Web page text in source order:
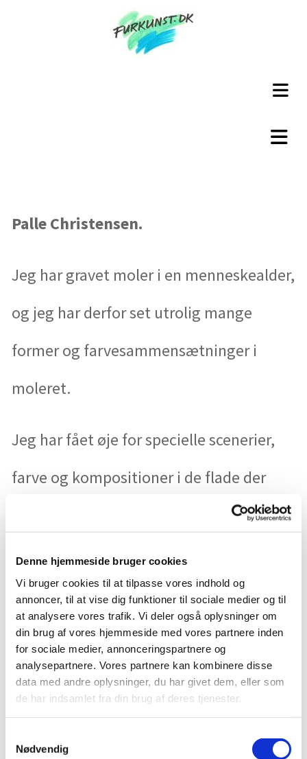
Denne hjemmeside bruger cookies
Vi bruger cookies til at tilpasse vores indhold og
annoncer, til at vise dig funktioner til sociale medier og til
at analysere vores trafik. Vi deler også oplysninger om
din brug af vores hjemmeside med vores partnere inden
for sociale medier, annonceringspartnere og
analysepartnere. Vores partnere kan kombinere disse
data med andre oplysninger, du har givet dem, eller som
de har indsamlet fra din brug af deres tjenester.
Nødvendig
Palle Christensen.
Jeg har gravet moler i en menneskealder,
og jeg har derfor set utrolig mange
former og farvesammensætninger i
moleret.
Jeg har fået øje for specielle scenerier,
farve og kompositioner i de flade der
Da mobiltlf. blev hver mands eje tog jeg
et billede hver gang jeg så noget smukt,
specielt eller sjældent.
Skåret til, forstørret og indrammet udgår